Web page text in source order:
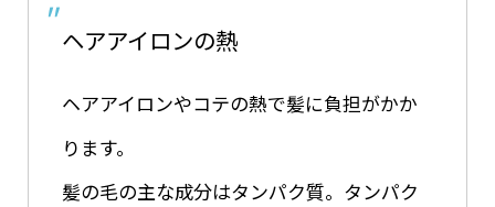
ヘアアイロンの熱
ヘアアイロンやコテの熱で髪に負担がかか
ります。
髪の毛の主な成分はタンパク質。タンパク